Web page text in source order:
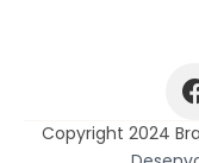
Copyright 2024